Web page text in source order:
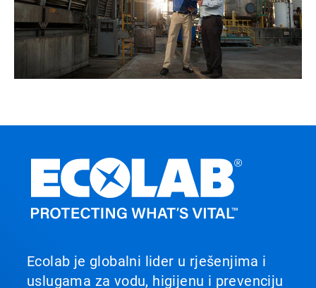
Ecolab je globalni lider u rješenjima i
uslugama za vodu, higijenu i prevenciju